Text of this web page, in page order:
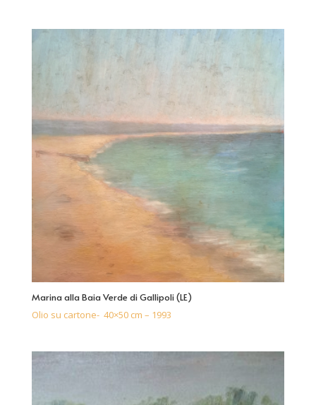
Marina alla Baia Verde di Gallipoli (LE)
Olio su cartone- 40×50 cm – 1993